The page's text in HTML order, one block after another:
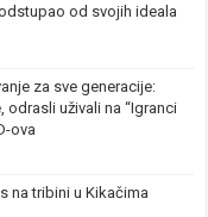
od svojih ideala
za sve generacije:
odrasli uživali na “Igranci
ova
na tribini u Kikačima